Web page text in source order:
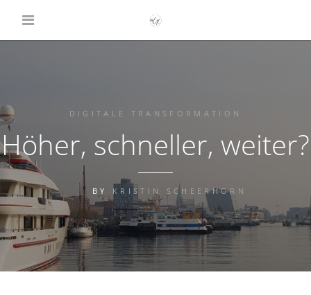
DIGITALE TRANSFORMATION
Höher, schneller, weiter?
BY KRISTIN SCHEERHORN